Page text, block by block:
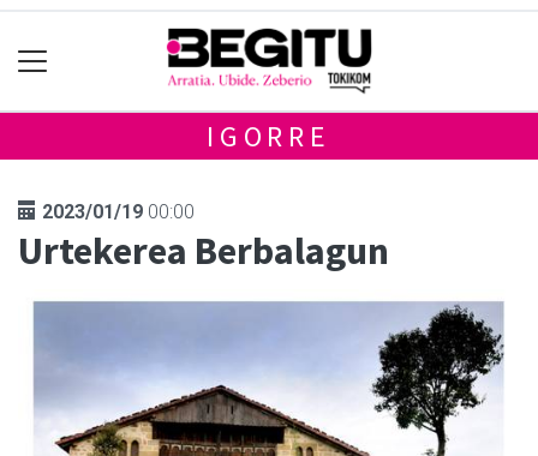
IGORRE
2023/01/19 00:00
Urtekerea Berbalagun